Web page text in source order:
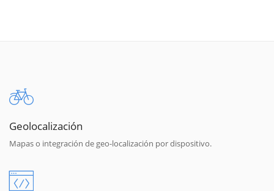
Geolocalización
Mapas o integración de geo-localización por dispositivo.